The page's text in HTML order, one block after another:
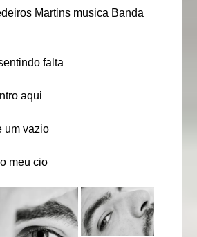
Martins musica Banda
falta
aqui
um vazio
meu cio